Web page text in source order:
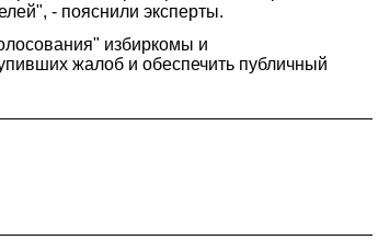
- пояснили эксперты.
избиркомы и
жалоб и обеспечить публичный